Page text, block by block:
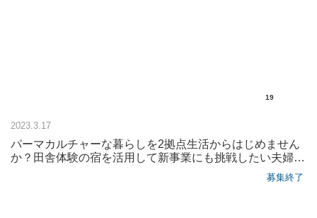
19
2023.3.17
パーマカルチャーな暮らしを2拠点生活からはじめません
か？田舎体験の宿を活用して新事業にも挑戦したい夫婦や
募集終了